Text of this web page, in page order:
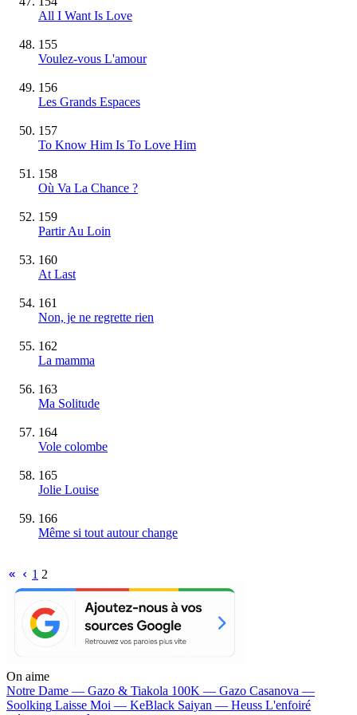
All I Want Is Love
155
Voulez-vous L'amour
156
Les Grands Espaces
157
To Know Him Is To Love Him
158
Où Va La Chance ?
159
Partir Au Loin
160
At Last
161
Non, je ne regrette rien
162
La mamma
163
Ma Solitude
164
Vole colombe
165
Jolie Louise
166
Même si tout autour change
1 2
On aime
Notre Dame — Gazo & Tiakola 100K — Gazo Casanova —
Soolking Laisse Moi — KeBlack Saiyan — Heuss L'enfoiré